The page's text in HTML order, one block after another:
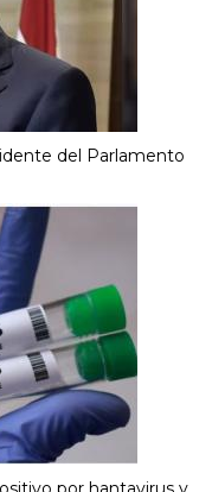
del Parlamento